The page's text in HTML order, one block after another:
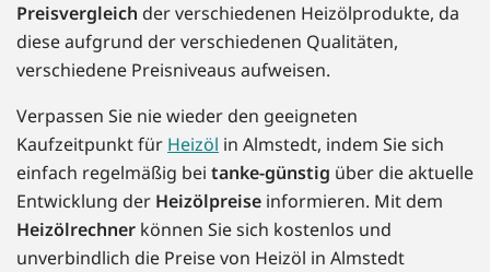
Preisvergleich der verschiedenen Heizölprodukte, da
diese aufgrund der verschiedenen Qualitäten,
verschiedene Preisniveaus aufweisen.
Verpassen Sie nie wieder den geeigneten
Kaufzeitpunkt für Heizöl in Almstedt, indem Sie sich
einfach regelmäßig bei tanke-günstig über die aktuelle
Entwicklung der Heizölpreise informieren. Mit dem
Heizölrechner können Sie sich kostenlos und
unverbindlich die Preise von Heizöl in Almstedt